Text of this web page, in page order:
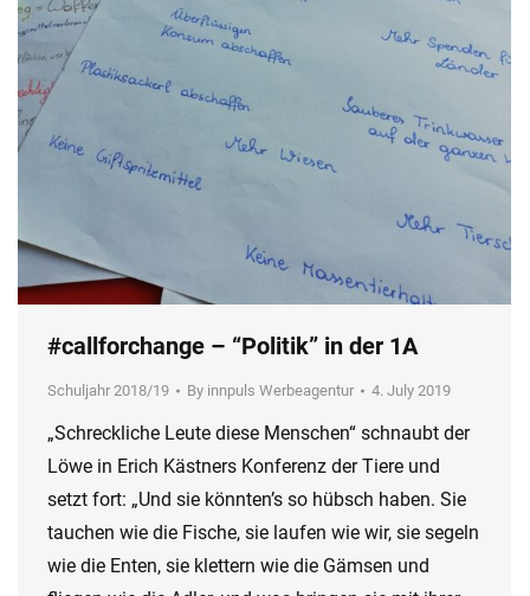
#callforchange – “Politik” in der 1A
Schuljahr 2018/19 By innpuls Werbeagentur 4. July 2019
„Schreckliche Leute diese Menschen“ schnaubt der
Löwe in Erich Kästners Konferenz der Tiere und
setzt fort: „Und sie könnten’s so hübsch haben. Sie
tauchen wie die Fische, sie laufen wie wir, sie segeln
wie die Enten, sie klettern wie die Gämsen und